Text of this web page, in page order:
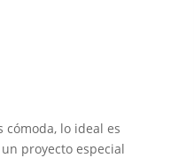
cómoda, lo ideal es
proyecto especial